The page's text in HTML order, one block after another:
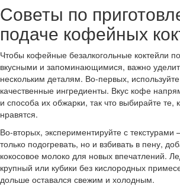
Советы по
подаче кофейных
Чтобы кофейные безалкогольные коктейли
вкусными и запоминающимися, важно
нескольким деталям. Во-первых,
качественные ингредиенты. Вкус кофе
и способа их обжарки, так что выбирайте те,
нравятся.
Во-вторых, экспериментируйте с
только подогревать, но и взбивать в пену,
кокосовое молоко для новых впечатлений.
крупный или кубики без кислородных
дольше оставался свежим и холодным.